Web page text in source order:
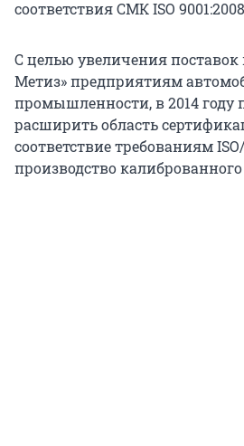
соответствия СМК ISO
С целью увеличения
Метиз» предприятиям
промышленности, в 2014 году
расширить область
соответствие требованиям
производство